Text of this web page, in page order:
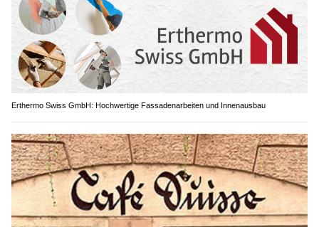
Erthermo Swiss GmbH: Hochwertige Fassadenarbeiten und Innenausbau